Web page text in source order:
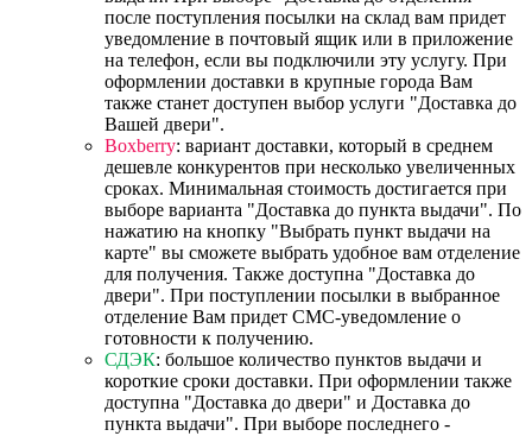
после поступления посылки на склад вам придет
уведомление в почтовый ящик или в приложение
на телефон, если вы подключили эту услугу. При
оформлении доставки в крупные города Вам
также станет доступен выбор услуги "Доставка до
Вашей двери".
Boxberry: вариант доставки, который в среднем
дешевле конкурентов при несколько увеличенных
сроках. Минимальная стоимость достигается при
выборе варианта "Доставка до пункта выдачи". По
нажатию на кнопку "Выбрать пункт выдачи на
карте" вы сможете выбрать удобное вам отделение
для получения. Также доступна "Доставка до
двери". При поступлении посылки в выбранное
отделение Вам придет СМС-уведомление о
готовности к получению.
СДЭК: большое количество пунктов выдачи и
короткие сроки доставки. При оформлении также
доступна "Доставка до двери" и Доставка до
пункта выдачи". При выборе последнего -